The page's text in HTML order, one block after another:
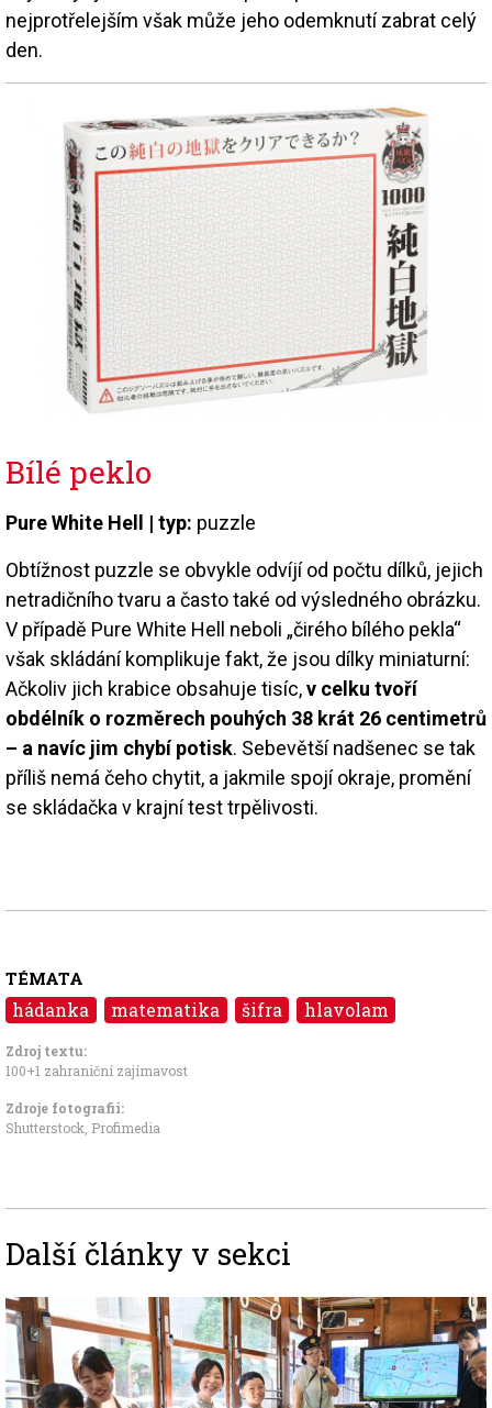
nejprotřelejším však může jeho odemknutí zabrat celý
den.
Bílé peklo
Pure White Hell | typ: puzzle
Obtížnost puzzle se obvykle odvíjí od počtu dílků, jejich
netradičního tvaru a často také od výsledného obrázku.
V případě Pure White Hell neboli „čirého bílého pekla“
však skládání komplikuje fakt, že jsou dílky miniaturní:
Ačkoliv jich krabice obsahuje tisíc,v celku tvoří
obdélník o rozměrech pouhých 38 krát 26 centimetrů
– a navíc jim chybí potisk. Sebevětší nadšenec se tak
příliš nemá čeho chytit, a jakmile spojí okraje, promění
se skládačka v krajní test trpělivosti.
TÉMATA
hádanka matematika šifra hlavolam
Zdroj textu:
100+1 zahraniční zajímavost
Zdroje fotografii:
Shutterstock, Profimedia
Další články v sekci
Image